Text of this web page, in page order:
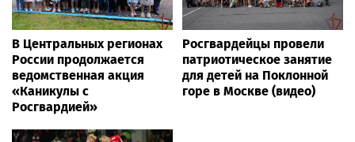
В Центральных регионах
России продолжается
ведомственная акция
«Каникулы с
Росгвардией»
Росгвардейцы провели
патриотическое занятие
для детей на Поклонной
горе в Москве (видео)